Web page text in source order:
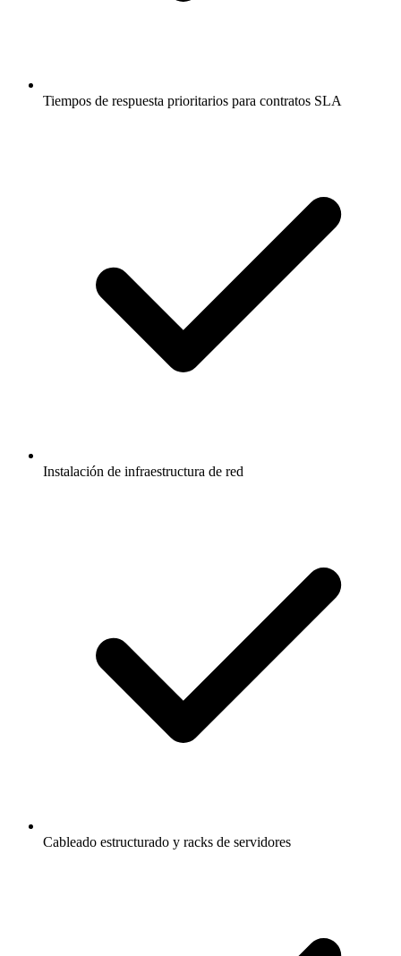
Tiempos de respuesta prioritarios para contratos SLA
Instalación de infraestructura de red
Cableado estructurado y racks de servidores